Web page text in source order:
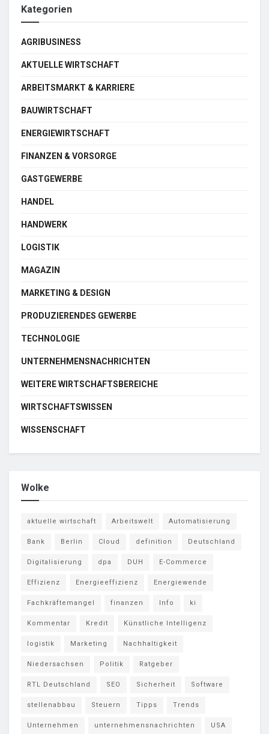
Kategorien
AGRIBUSINESS
AKTUELLE WIRTSCHAFT
ARBEITSMARKT & KARRIERE
BAUWIRTSCHAFT
ENERGIEWIRTSCHAFT
FINANZEN & VORSORGE
GASTGEWERBE
HANDEL
HANDWERK
LOGISTIK
MAGAZIN
MARKETING & DESIGN
PRODUZIERENDES GEWERBE
TECHNOLOGIE
UNTERNEHMENSNACHRICHTEN
WEITERE WIRTSCHAFTSBEREICHE
WIRTSCHAFTSWISSEN
WISSENSCHAFT
Wolke
aktuelle wirtschaft Arbeitswelt Automatisierung
Bank Berlin Cloud definition Deutschland
Digitalisierung dpa DUH E-Commerce
Effizienz Energieeffizienz Energiewende
Fachkräftemangel finanzen Info ki
Kommentar Kredit Künstliche Intelligenz
logistik Marketing Nachhaltigkeit
Niedersachsen Politik Ratgeber
RTL Deutschland SEO Sicherheit Software
stellenabbau Steuern Tipps Trends
Unternehmen unternehmensnachrichten USA